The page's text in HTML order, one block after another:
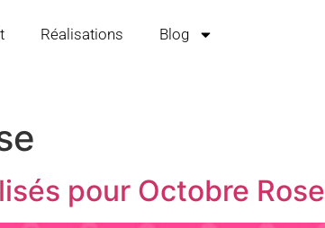
Réalisations Blog
pour Octobre Rose